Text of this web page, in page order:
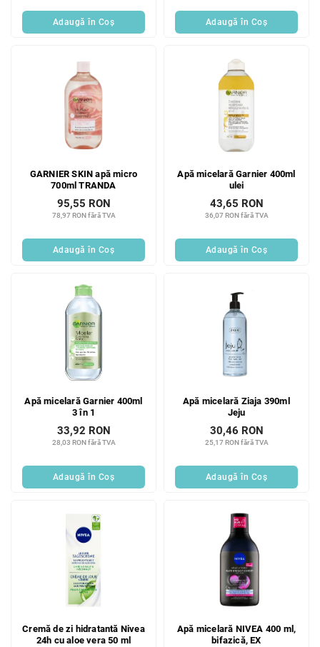
Adaugă în Coş Adaugă în Coş
GARNIER SKIN apă micro
700ml TRANDA
78,97 RON fără TVA
95,55 RON
Adaugă în Coş
Apă micelară Garnier 400ml
ulei
36,07 RON fără TVA
43,65 RON
Adaugă în Coş
Apă micelară Garnier 400ml
3 în 1
28,03 RON fără TVA
33,92 RON
Adaugă în Coş
Apă micelară Ziaja 390ml
Jeju
25,17 RON fără TVA
30,46 RON
Adaugă în Coş
Cremă de zi hidratantă Nivea
24h cu aloe vera 50 ml
Apă micelară NIVEA 400 ml,
bifazică, EX